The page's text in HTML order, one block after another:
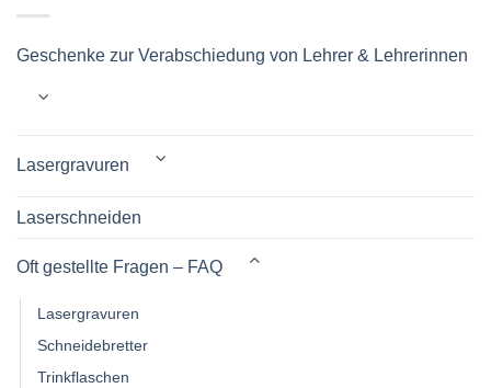
Geschenke zur Verabschiedung von Lehrer & Lehrerinnen
Lasergravuren
Laserschneiden
Oft gestellte Fragen – FAQ
Lasergravuren
Schneidebretter
Trinkflaschen